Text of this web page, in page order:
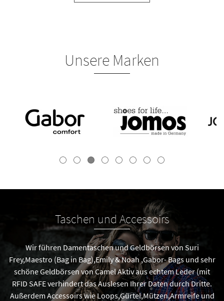
Unsere Marken
Taschen und Accessoirs
Wir führen Damentaschen und Geldbörsen von Suri
Frey,Maestro (Bag in Bag),Emily & Noah ,Gabor- Bags und sehr
schöne Geldbörsen von Camel Aktiv aus echtem Leder (mit
RFID SAFE verhindert das Auslesen Ihrer Daten durch Dritte.
Außerdem Accessoirs wie Loops,Gürtel,Mützen,Armreife und